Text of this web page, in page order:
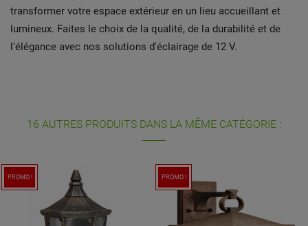
transformer votre espace extérieur en un lieu accueillant et
lumineux. Faites le choix de la qualité, de la durabilité et de
l'élégance avec nos solutions d'éclairage de 12 V.
16 AUTRES PRODUITS DANS LA MÊME CATÉGORIE :
PROMO ! PROMO !